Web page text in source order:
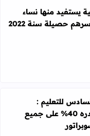
يستفيد منها نساء
حصيلة سنة 2022
جديد قدره 40% على جميع رحلات
للتعليم :
تخفيض جديد قدره 40% على جميع